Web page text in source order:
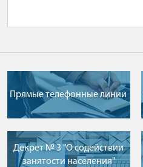
Прямые телефонные линии
Декрет № 3 "О содействии
занятости населения"